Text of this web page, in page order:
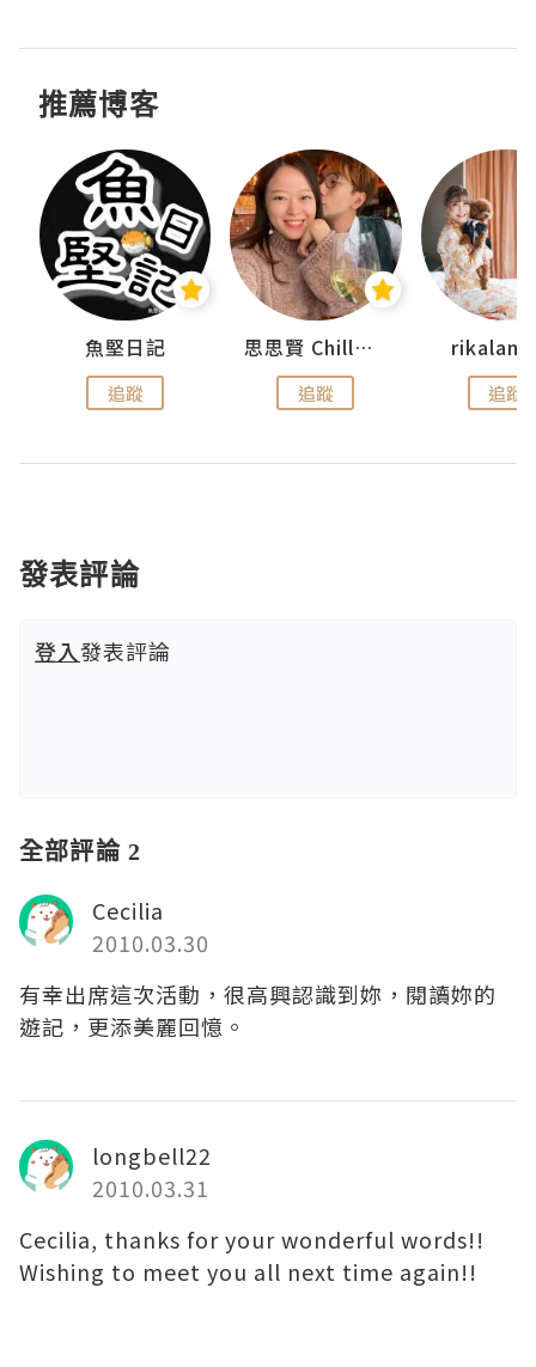
推薦博客
魚堅日記
追蹤
思思賢 ChillMyBabe
追蹤 追蹤
發表評論
登入發表評論
全部評論 2
Cecilia
2010.03.30
有幸出席這次活動，很高興認識到妳，閱讀妳的
遊記，更添美麗回憶。
longbell22
2010.03.31
Cecilia, thanks for your wonderful words!!
Wishing to meet you all next time again!!